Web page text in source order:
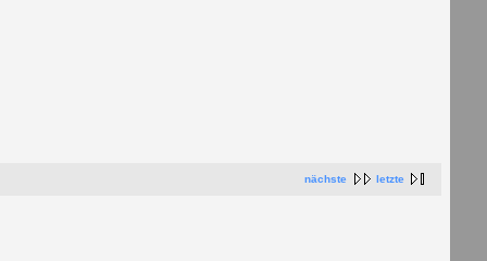
nächste letzte